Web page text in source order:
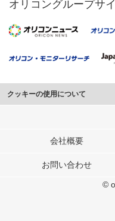
オリコングループサ
クッキーの使用について
このサイトでは Cookie を使用
行っています。
メディアや広告配信、データ解
会社概要
お問い合わせ
©